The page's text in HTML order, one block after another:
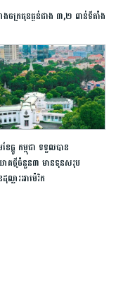
ចក្រធុនធ្ងន់ជាង ៣,២ ពាន់ទីតាំង
ខែធ្នូ កម្ពុជា ទទួលបាន
គថ្មីចំនួន៣ មានទុនសរុប
លារអាម៉េរិក